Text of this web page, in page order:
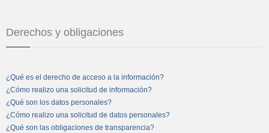
Derechos y obligaciones
¿Qué es el derecho de acceso a la información?
¿Cómo realizo una solicitud de información?
¿Qué son los datos personales?
¿Cómo realizo una solicitud de datos personales?
¿Qué son las obligaciones de transparencia?